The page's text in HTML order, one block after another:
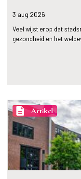
3 aug 2026
Veel wijst erop dat
gezondheid en het
description Artikel